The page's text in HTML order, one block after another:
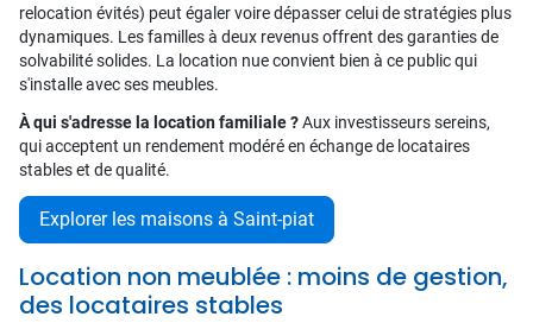
relocation évités) peut égaler voire dépasser celui de stratégies plus
dynamiques. Les familles à deux revenus offrent des garanties de
solvabilité solides. La location nue convient bien à ce public qui
s'installe avec ses meubles.
À qui s'adresse la location familiale ?Aux investisseurs sereins,
qui acceptent un rendement modéré en échange de locataires
stables et de qualité.
Explorer les maisons à Saint-piat
Location non meublée : moins de gestion,
des locataires stables